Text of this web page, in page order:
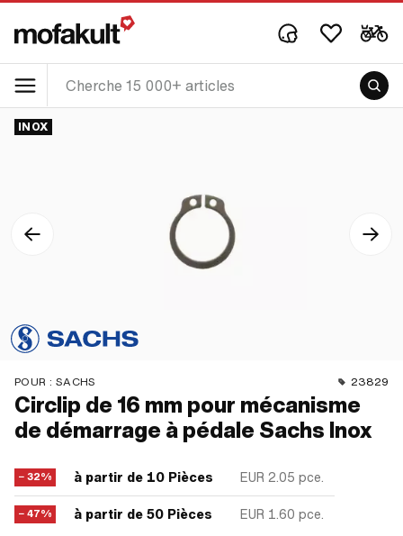
INOX
POUR : SACHS 23829
Circlip de 16 mm pour mécanisme
de démarrage à pédale Sachs Inox
− 32% à partir de 10 Pièces EUR 2.05 pce.
− 47% à partir de 50 Pièces EUR 1.60 pce.